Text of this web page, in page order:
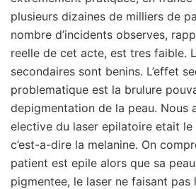
plusieurs dizaines de milliers de
nombre d’incidents observes,
reelle de cet acte, est tres faible.
secondaires sont benins. L’effet
problematique est la brulure
depigmentation de la peau. Nous
elective du laser epilatoire etait le
c’est-a-dire la melanine. On
patient est epile alors que sa
pigmentee, le laser ne faisant